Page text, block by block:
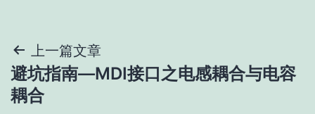
文
章
上一篇文章
避坑指南—MDI接口之电感耦合与电容
耦合